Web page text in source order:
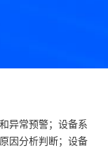
异常预警；设备系
因分析判断；设备